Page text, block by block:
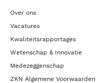
Over ons
Vacatures
Kwaliteitsrapportages
Wetenschap & Innovatie
Medezeggenschap
ZKN Algemene Voorwaarden